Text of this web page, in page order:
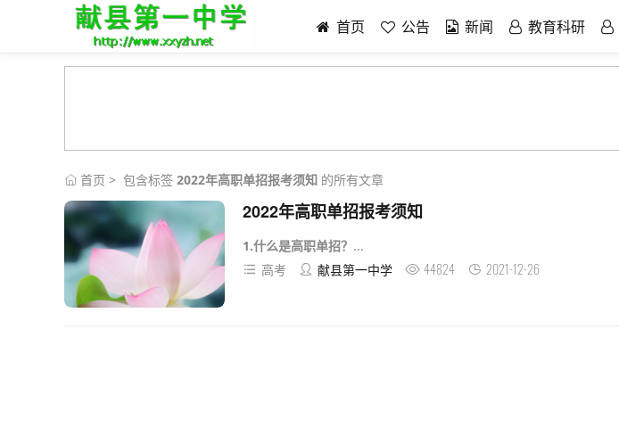
首页 公告 新闻 教育科研
首页 > 包含标签 2022年高职单招报考须知 的所有文章
2022年高职单招报考须知
1.什么是高职单招？ ...
高考
献县第一中学 44824 2021-12-26